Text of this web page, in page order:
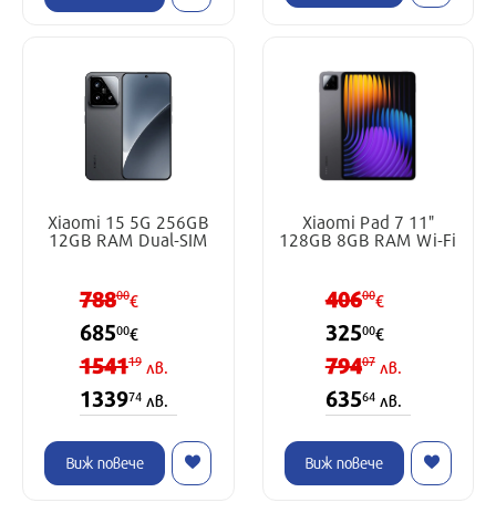
Xiaomi 15 5G 256GB
12GB RAM Dual-SIM
78800€
68500€
154119лв.
133974лв.
Виж повече
Xiaomi Pad 7 11"
128GB 8GB RAM Wi-Fi
40600€
32500€
79407лв.
63564лв.
Виж повече